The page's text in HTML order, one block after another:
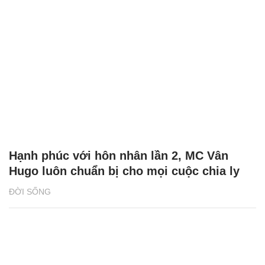
ĐỜI SỐNG
Hạnh phúc với hôn nhân lần 2, MC Vân
Hugo luôn chuẩn bị cho mọi cuộc chia ly